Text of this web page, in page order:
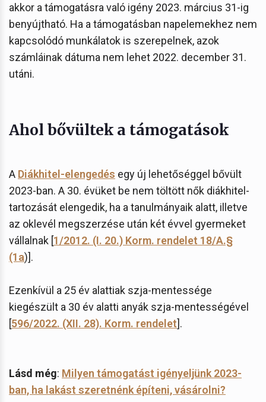
akkor a támogatásra való igény 2023. március 31-ig
benyújtható. Ha a támogatásban napelemekhez nem
kapcsolódó munkálatok is szerepelnek, azok
számláinak dátuma nem lehet 2022. december 31.
utáni.
Ahol bővültek a támogatások
A Diákhitel-elengedés egy új lehetőséggel bővült
2023-ban. A 30. évüket be nem töltött nők diákhitel-
tartozását elengedik, ha a tanulmányaik alatt, illetve
az oklevél megszerzése után két évvel gyermeket
vállalnak [1/2012. (I. 20.) Korm. rendelet 18/A.§
(1a)].
Ezenkívül a 25 év alattiak szja-mentessége
kiegészült a 30 év alatti anyák szja-mentességével
[596/2022. (XII. 28). Korm. rendelet].
Lásd még: Milyen támogatást igényeljünk 2023-
ban, ha lakást szeretnénk építeni, vásárolni?